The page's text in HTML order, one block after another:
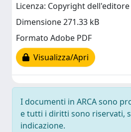
Licenza: Copyright dell'editore
Dimensione 271.33 kB
Formato Adobe PDF
Visualizza/Apri
I documenti in ARCA sono
e tutti i diritti sono riservati,
indicazione.